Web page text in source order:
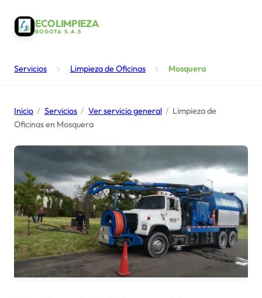
ECOLIMPIEZA
BOGOTA S.A.S
Servicios Limpieza de Oficinas Mosquera
Inicio / Servicios / Ver servicio general / Limpieza de
Oficinas en Mosquera